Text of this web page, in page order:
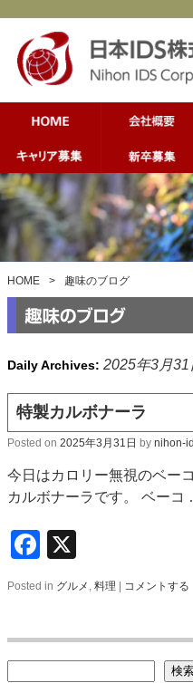
HOME > 趣味のブログ
Daily Archives: 2025年3月31
特製カルボナーラ
Posted on 2025年3月31日 by nihon-
今日はカロリー無視のベー
カルボナーラです。 ベーコ
Facebook
Posted in グルメ , 料理 コメントする
検